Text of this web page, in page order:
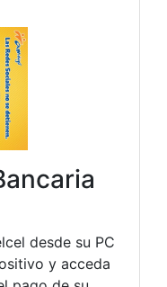
desde su PC
y acceda